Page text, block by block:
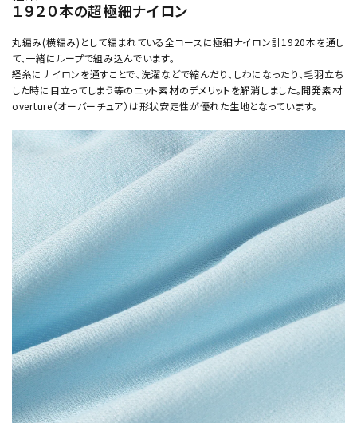
１９２０本の超極細ナイロン
丸編み(横編み)として編まれている全コースに極細ナイロン計1920本を通し
て、一緒にループで組み込んでいます。
経糸にナイロンを通すことで、洗濯などで縮んだり、しわになったり、毛羽立ち
した時に目立ってしまう等のニット素材のデメリットを解消しました。開発素材
overture（オーバーチュア）は形状安定性が優れた生地となっています。